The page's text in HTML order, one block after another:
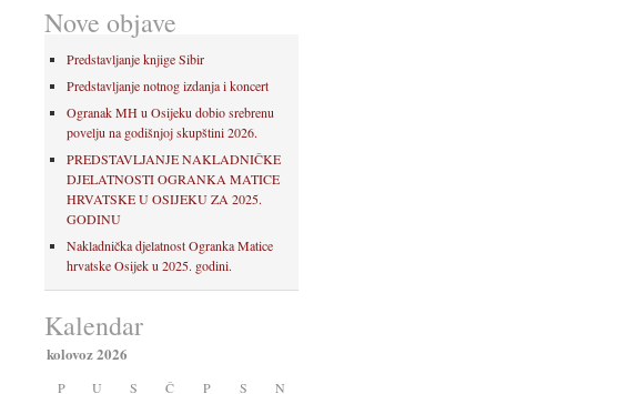
Nove objave
Predstavljanje knjige Sibir
Predstavljanje notnog izdanja i koncert
Ogranak MH u Osijeku dobio srebrenu
povelju na godišnjoj skupštini 2026.
PREDSTAVLJANJE NAKLADNIČKE
DJELATNOSTI OGRANKA MATICE
HRVATSKE U OSIJEKU ZA 2025.
GODINU
Nakladnička djelatnost Ogranka Matice
hrvatske Osijek u 2025. godini.
Kalendar
kolovoz 2026
P U S Č P S N